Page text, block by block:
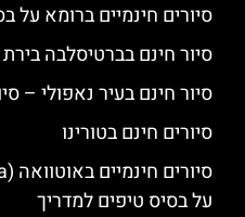
סיורים חינמיים ברומא על
סיור חינם בברטיסלבה
סיור חינם בעיר נאפולי –
סיורים חינם בטורינו
על בסיס טיפים למדריך